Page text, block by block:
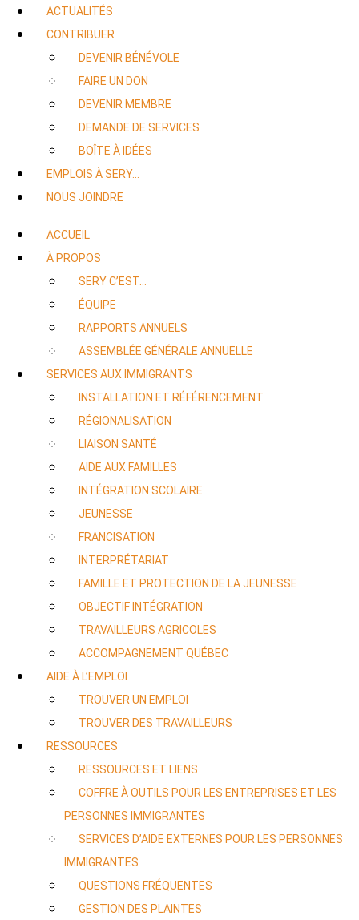
ACTUALITÉS
CONTRIBUER
DEVENIR BÉNÉVOLE
FAIRE UN DON
DEVENIR MEMBRE
DEMANDE DE SERVICES
BOÎTE À IDÉES
EMPLOIS À SERY…
NOUS JOINDRE
ACCUEIL
À PROPOS
SERY C’EST…
ÉQUIPE
RAPPORTS ANNUELS
ASSEMBLÉE GÉNÉRALE ANNUELLE
SERVICES AUX IMMIGRANTS
INSTALLATION ET RÉFÉRENCEMENT
RÉGIONALISATION
LIAISON SANTÉ
AIDE AUX FAMILLES
INTÉGRATION SCOLAIRE
JEUNESSE
FRANCISATION
INTERPRÉTARIAT
FAMILLE ET PROTECTION DE LA JEUNESSE
OBJECTIF INTÉGRATION
TRAVAILLEURS AGRICOLES
ACCOMPAGNEMENT QUÉBEC
AIDE À L’EMPLOI
TROUVER UN EMPLOI
TROUVER DES TRAVAILLEURS
RESSOURCES
RESSOURCES ET LIENS
COFFRE À OUTILS POUR LES ENTREPRISES ET LES
PERSONNES IMMIGRANTES
SERVICES D’AIDE EXTERNES POUR LES PERSONNES
IMMIGRANTES
QUESTIONS FRÉQUENTES
GESTION DES PLAINTES